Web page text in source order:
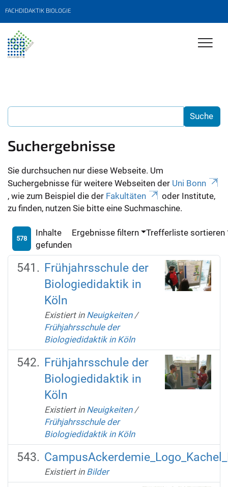
FACHDIDAKTIK BIOLOGIE
Suchergebnisse
Sie durchsuchen nur diese Webseite. Um
Suchergebnisse für weitere Webseiten der Uni Bonn
, wie zum Beispiel die der Fakultäten
oder Institute,
zu finden, nutzen Sie bitte eine Suchmaschine.
578
Inhalte
gefunden
Ergebnisse filtern Trefferliste sortieren
Frühjahrsschule der
Biologiedidaktik in
Köln
Existiert in Neuigkeiten /
Frühjahrsschule der
Biologiedidaktik in Köln
Frühjahrsschule der
Biologiedidaktik in
Köln
Existiert in Neuigkeiten /
Frühjahrsschule der
Biologiedidaktik in Köln
Existiert in Bilder